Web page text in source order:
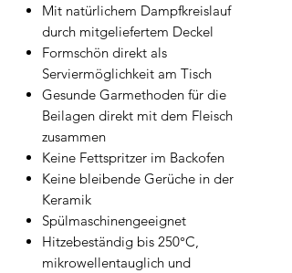
Mit natürlichem Dampfkreislauf
durch mitgeliefertem Deckel
Formschön direkt als
Serviermöglichkeit am Tisch
Gesunde Garmethoden für die
Beilagen direkt mit dem Fleisch
zusammen
Keine Fettspritzer im Backofen
Keine bleibende Gerüche in der
Keramik
Spülmaschinengeeignet
Hitzebeständig bis 250°C,
mikrowellentauglich und